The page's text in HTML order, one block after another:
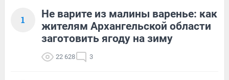
1
Не варите из малины варенье: как
жителям Архангельской области
заготовить ягоду на зиму
22 628 3